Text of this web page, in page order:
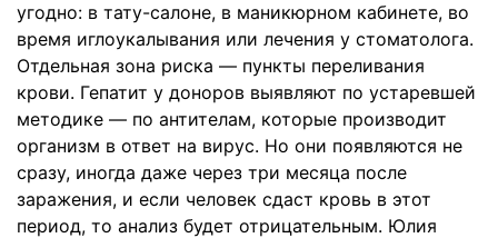
угодно: в тату-салоне, в маникюрном кабинете, во
время иглоукалывания или лечения у стоматолога.
Отдельная зона риска — пункты переливания
крови. Гепатит у доноров выявляют по устаревшей
методике — по антителам, которые производит
организм в ответ на вирус. Но они появляются не
сразу, иногда даже через три месяца после
заражения, и если человек сдаст кровь в этот
период, то анализ будет отрицательным. Юлия